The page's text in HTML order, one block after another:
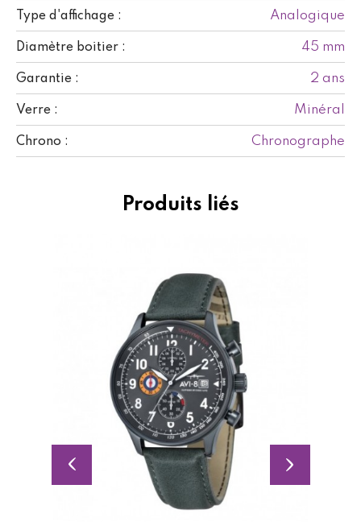
Type d'affichage : Analogique
Diamètre boitier : 45 mm
Garantie : 2 ans
Verre : Minéral
Chrono : Chronographe
Produits liés